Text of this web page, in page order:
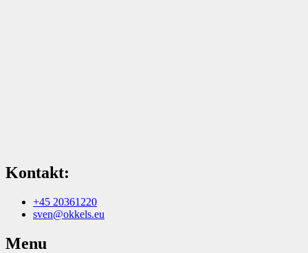
Kontakt:
+45 20361220
sven@okkels.eu
Menu